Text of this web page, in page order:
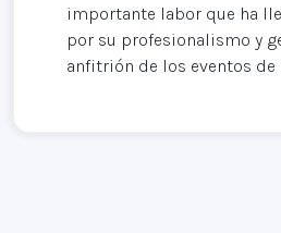
importante labor que ha
por su profesionalismo y
anfitrión de los eventos